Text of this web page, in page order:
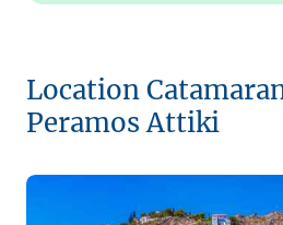
Location
Peramos Attiki